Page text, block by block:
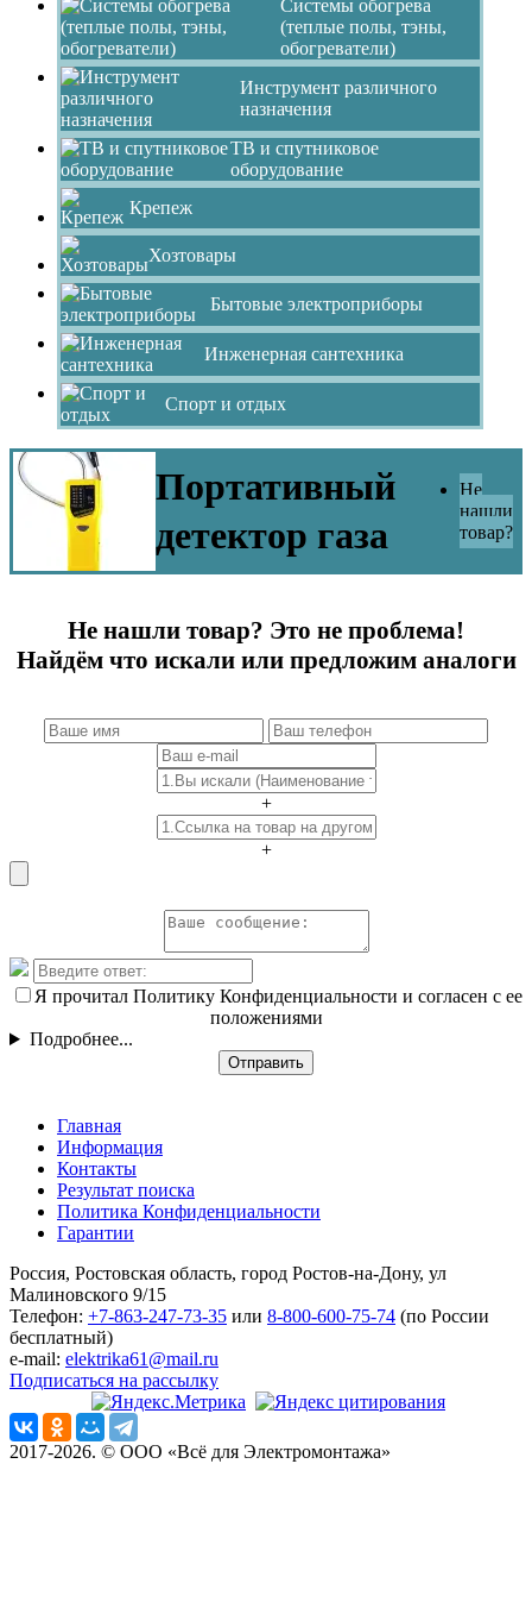
Системы обогрева
(теплые полы, тэны,
обогреватели)
Инструмент различного
назначения
ТВ и спутниковое
оборудование
Крепеж
Хозтовары
Бытовые электроприборы
Инженерная сантехника
Спорт и отдых
Портативный
детектор газа
Не
нашли
товар?
Не нашли товар? Это не проблема!
Найдём что искали или предложим аналоги
+
+
Я прочитал Политику Конфиденциальности и согласен с ее
положениями
Подробнее...
Отправить
Главная
Информация
Контакты
Результат поиска
Политика Конфиденциальности
Гарантии
Россия, Ростовская область, город Ростов-на-Дону, ул
Малиновского 9/15
Телефон: +7-863-247-73-35 или 8-800-600-75-74 (по России
бесплатный)
e-mail: elektrika61@mail.ru
Подписаться на рассылку
2017-2026. © ООО «Всё для Электромонтажа»